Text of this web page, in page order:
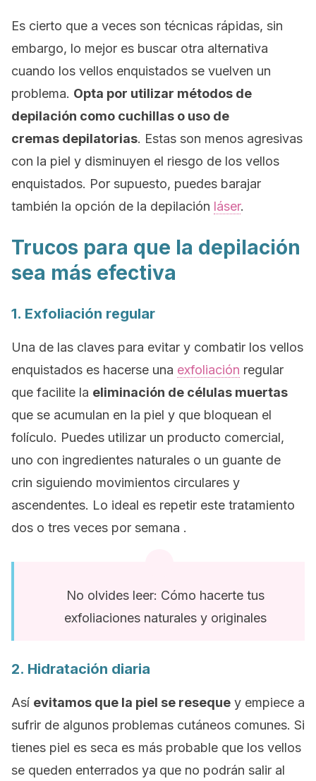
Es cierto que a veces son técnicas rápidas, sin
embargo, lo mejor es buscar otra alternativa
cuando los vellos enquistados se vuelven un
problema. Opta por utilizar métodos de
depilación como cuchillas o uso de
cremas depilatorias. Estas son menos agresivas
con la piel y disminuyen el riesgo de los vellos
enquistados. Por supuesto, puedes barajar
también la opción de la depilación láser.
Trucos para que la depilación
sea más efectiva
1. Exfoliación regular
Una de las claves para evitar y combatir los vellos
enquistados es hacerse una exfoliación regular
que facilite la eliminación de células muertas
que se acumulan en la piel y que bloquean el
folículo. Puedes utilizar un producto comercial,
uno con ingredientes naturales o un guante de
crin siguiendo movimientos circulares y
ascendentes. Lo ideal es repetir este tratamiento
dos o tres veces por semana .
No olvides leer: Cómo hacerte tus
exfoliaciones naturales y originales
2. Hidratación diaria
Así evitamos que la piel se reseque y empiece a
sufrir de algunos problemas cutáneos comunes. Si
tienes piel es seca es más probable que los vellos
se queden enterrados ya que no podrán salir al